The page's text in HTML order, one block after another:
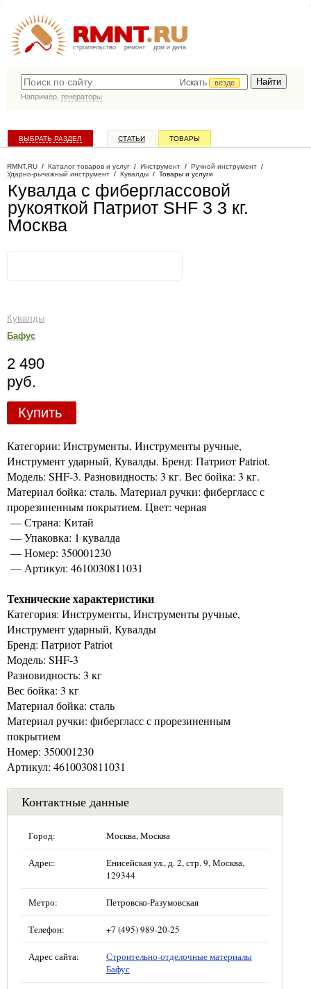
строительство ремонт дом и дача
Искать
везде
Например, генераторы
ВЫБРАТЬ РАЗДЕЛ СТАТЬИ ТОВАРЫ
RMNT.RU / Каталог товаров и услуг / Инструмент / Ручной инструмент /
Ударно-рычажный инструмент / Кувалды / Товары и услуги
Кувалда с фиберглассовой
рукояткой Патриот SHF 3 3 кг.
Москва
Кувалды
Бафус
2 490
руб.
Купить
Категории: Инструменты, Инструменты ручные,
Инструмент ударный, Кувалды. Бренд: Патриот Patriot.
Модель: SHF-3. Разновидность: 3 кг. Вес бойка: 3 кг.
Материал бойка: сталь. Материал ручки: фибергласс с
прорезиненным покрытием. Цвет: черная
— Страна: Китай
— Упаковка: 1 кувалда
— Номер: 350001230
— Артикул: 4610030811031
Технические характеристики
Категория: Инструменты, Инструменты ручные,
Инструмент ударный, Кувалды
Бренд: Патриот Patriot
Модель: SHF-3
Разновидность: 3 кг
Вес бойка: 3 кг
Материал бойка: сталь
Материал ручки: фибергласс с прорезиненным
покрытием
Номер: 350001230
Артикул: 4610030811031
Контактные данные
Город: Москва, Москва
Адрес:
Енисейская ул., д. 2, стр. 9, Москва,
129344
Метро: Петровско-Разумовская
Телефон: +7 (495) 989-20-25
Адрес сайта:
Строительно-отделочные материалы
Бафус